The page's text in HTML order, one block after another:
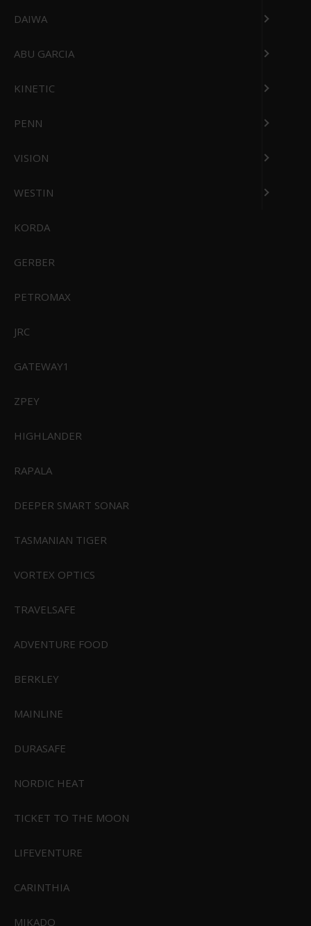
Connex Strømafbryderpanel Med 2xUSB udtag
Connex Strømafbryder Panel 12V Udtag
844,95 DKK
DAIWA
ABU GARCIA
KINETIC
PENN
VISION
WESTIN
KORDA
GERBER
PETROMAX
JRC
GATEWAY1
ZPEY
HIGHLANDER
RAPALA
DEEPER SMART SONAR
TASMANIAN TIGER
VORTEX OPTICS
TRAVELSAFE
ADVENTURE FOOD
BERKLEY
MAINLINE
DURASAFE
NORDIC HEAT
TICKET TO THE MOON
LIFEVENTURE
CARINTHIA
MIKADO